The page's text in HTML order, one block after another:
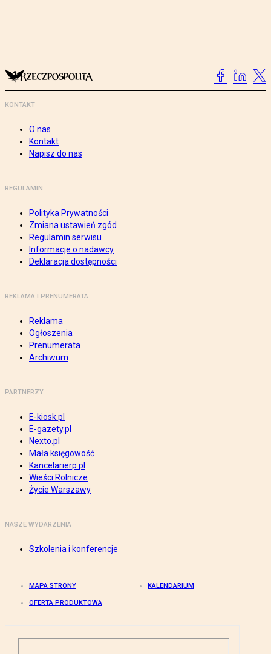
KONTAKT
O nas
Kontakt
Napisz do nas
REGULAMIN
Polityka Prywatności
Zmiana ustawień zgód
Regulamin serwisu
Informacje o nadawcy
Deklaracja dostępności
REKLAMA I PRENUMERATA
Reklama
Ogłoszenia
Prenumerata
Archiwum
PARTNERZY
E-kiosk.pl
E-gazety.pl
Nexto.pl
Mała księgowość
Kancelarierp.pl
Wieści Rolnicze
Życie Warszawy
NASZE WYDARZENIA
Szkolenia i konferencje
MAPA STRONY KALENDARIUM
OFERTA PRODUKTOWA